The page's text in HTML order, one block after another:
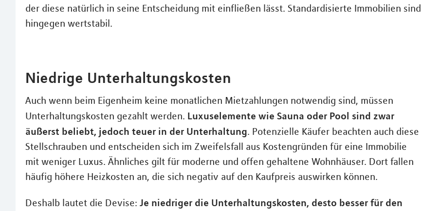
der diese natürlich in seine Entscheidung mit einfließen lässt. Standardisierte Immobilien sind
hingegen wertstabil.
Niedrige Unterhaltungskosten
Auch wenn beim Eigenheim keine monatlichen Mietzahlungen notwendig sind, müssen
Unterhaltungskosten gezahlt werden. Luxuselemente wie Sauna oder Pool sind zwar
äußerst beliebt, jedoch teuer in der Unterhaltung. Potenzielle Käufer beachten auch diese
Stellschrauben und entscheiden sich im Zweifelsfall aus Kostengründen für eine Immobilie
mit weniger Luxus. Ähnliches gilt für moderne und offen gehaltene Wohnhäuser. Dort fallen
häufig höhere Heizkosten an, die sich negativ auf den Kaufpreis auswirken können.
Deshalb lautet die Devise: Je niedriger die Unterhaltungskosten, desto besser für den